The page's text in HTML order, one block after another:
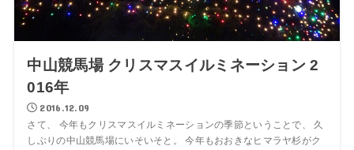
中山競馬場 クリスマスイルミネーション 2
016年
2016.12.09
さて、 今年もクリスマスイルミネーションの季節ということで、 久
しぶりの中山競馬場にいそいそと。 今年もおおきなヒマラヤ杉がク